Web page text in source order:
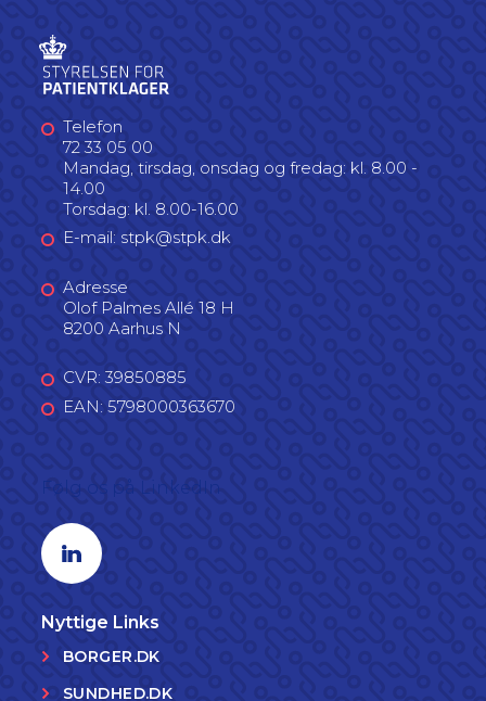
Telefon
72 33 05 00
Mandag, tirsdag, onsdag og fredag: kl. 8.00 -
14.00
Torsdag: kl. 8.00-16.00
E-mail: stpk@stpk.dk
Adresse
Olof Palmes Allé 18 H
8200 Aarhus N
CVR: 39850885
EAN: 5798000363670
Linkedin profil
Nyttige Links
BORGER.DK
SUNDHED.DK